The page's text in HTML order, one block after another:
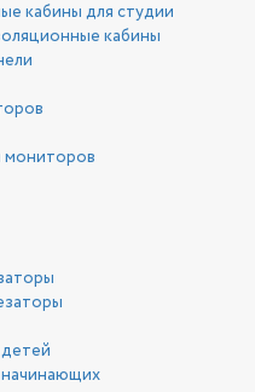
кабины для студии
кабины
мониторов